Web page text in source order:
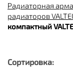
Радиаторная
радиаторов
компактный
Сортировка: